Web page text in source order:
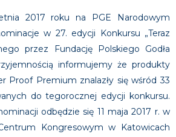
2017 roku na PGE Narodowym
w 27. edycji Konkursu „Teraz
przez Fundację Polskiego Godła
informujemy że produkty
Proof Premium znalazły się wśród 33
do tegorocznej edycji konkursu.
odbędzie się 11 maja 2017 r. w
Kongresowym w Katowicach